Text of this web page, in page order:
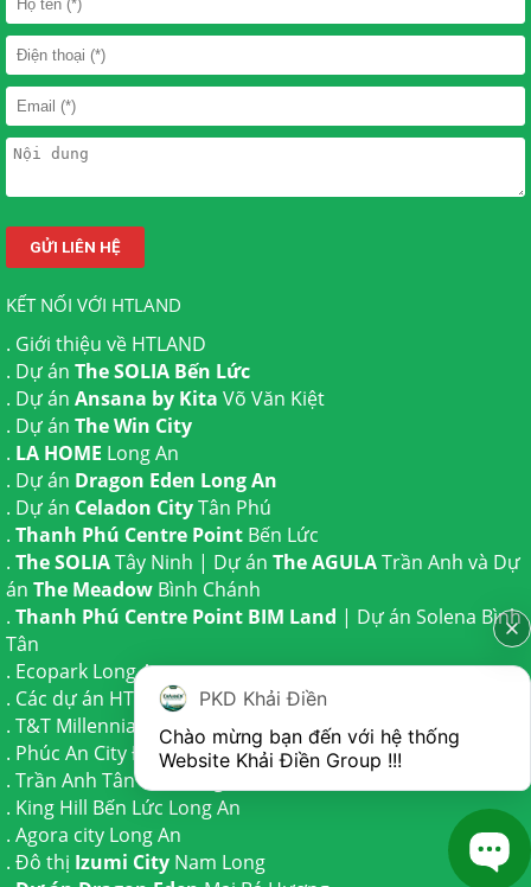
KẾT NỐI VỚI HTLAND
. Giới thiệu về HTLAND
. Dự án The SOLIA Bến Lức
. Dự án Ansana by Kita Võ Văn Kiệt
. Dự án The Win City
. LA HOME Long An
. Dự án Dragon Eden Long An
. Dự án Celadon CityTân Phú
. Thanh Phú Centre Point Bến Lức
. The SOLIATây Ninh | Dự án The AGULATrần Anh và Dự
án The Meadow Bình Chánh
. Thanh Phú Centre Point BIM Land | Dự án Solena Bình
Tân
. Ecopark Long An
. Các dự án HTLAND
. T&T Millennia CityCần Giuộc
. Phúc An CityĐức Hoà
. Trần Anh Tân Phú
. King Hill Bến Lức Long An
. Agora city Long An
. Đô thị Izumi City Nam Long
PKD Khải Điền
Chào mừng bạn đến với hệ thống
Website Khải Điền Group !!!
1